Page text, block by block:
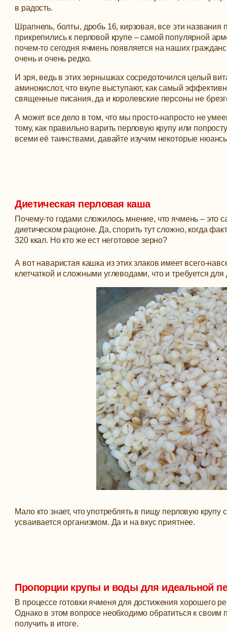
в радость.
Шрапнель, болты, дробь 16, кирзовая, все эти названия
прикрепились к перловой крупе – самой популярной
почем-то сегодня ячмень появляется на наших
очень и очень редко.
И зря, ведь в этих зернышках сосредоточился целый
аминокислот, что вкупе выступают, как самый
священные писания, да и королевские персоны не
А может все дело в том, что мы просто-напросто не
тому, как правильно варить перловую крупу или
всеми её таинствами, давайте изучим некоторые
Диетическая перловая каша
Почему-то годами сложилось мнение, что ячмень – это
диетическом рационе. Да, спорить тут сложно, когда
320 ккал. Но кто же ест неготовое зерно?
А вот наваристая кашка из этих злаков имеет всего-
клетчаткой и сложными углеводами, что и требуется
Мало кто знает, что употреблять в пищу перловую
усваивается организмом. Да и на вкус приятнее.
Пропорции крупы и воды для идеальной
В процессе готовки ячменя для достижения хорошего
Однако в этом вопросе необходимо обратиться к
получить в итоге.